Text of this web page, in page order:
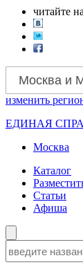
читайте
Москва и
изменить
ЕДИНАЯ
Москва
Каталог
Статьи
Афиша